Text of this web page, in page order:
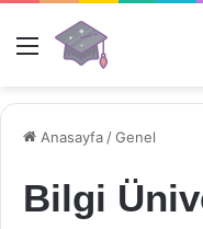
Menü
Anasayfa /Genel
Bilgi